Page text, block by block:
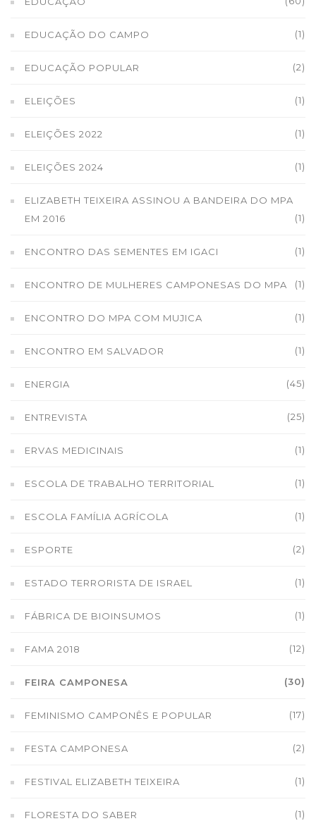
EDUCAÇÃO DO CAMPO (1)
EDUCAÇÃO POPULAR (2)
ELEIÇÕES (1)
ELEIÇÕES 2022 (1)
ELEIÇÕES 2024 (1)
ELIZABETH TEIXEIRA ASSINOU A BANDEIRA DO MPA
EM 2016
(1)
ENCONTRO DAS SEMENTES EM IGACI (1)
ENCONTRO DE MULHERES CAMPONESAS DO MPA (1)
ENCONTRO DO MPA COM MUJICA (1)
ENCONTRO EM SALVADOR (1)
ENERGIA (45)
ENTREVISTA (25)
ERVAS MEDICINAIS (1)
ESCOLA DE TRABALHO TERRITORIAL (1)
ESCOLA FAMÍLIA AGRÍCOLA (1)
ESPORTE (2)
ESTADO TERRORISTA DE ISRAEL (1)
FÁBRICA DE BIOINSUMOS (1)
FAMA 2018 (12)
FEIRA CAMPONESA (30)
FEMINISMO CAMPONÊS E POPULAR (17)
FESTA CAMPONESA (2)
FESTIVAL ELIZABETH TEIXEIRA (1)
FLORESTA DO SABER (1)